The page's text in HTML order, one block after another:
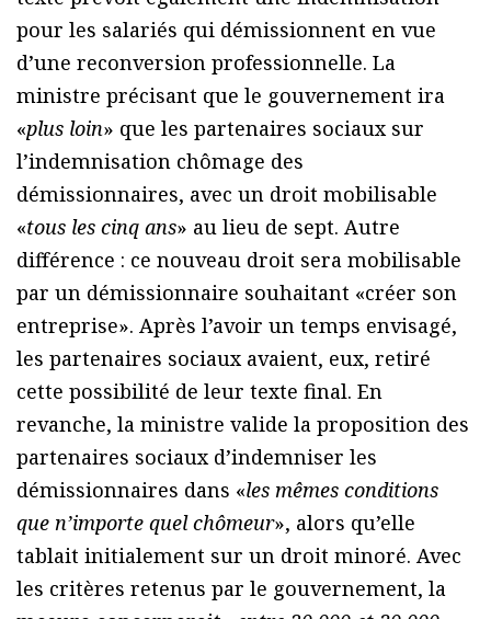
pour les salariés qui démissionnent en vue
d’une reconversion professionnelle. La
ministre précisant que le gouvernement ira
«plus loin» que les partenaires sociaux sur
l’indemnisation chômage des
démissionnaires, avec un droit mobilisable
«tous les cinq ans» au lieu de sept. Autre
différence : ce nouveau droit sera mobilisable
par un démissionnaire souhaitant «créer son
entreprise». Après l’avoir un temps envisagé,
les partenaires sociaux avaient, eux, retiré
cette possibilité de leur texte final. En
revanche, la ministre valide la proposition des
partenaires sociaux d’indemniser les
démissionnaires dans «les mêmes conditions
que n’importe quel chômeur», alors qu’elle
tablait initialement sur un droit minoré. Avec
les critères retenus par le gouvernement, la